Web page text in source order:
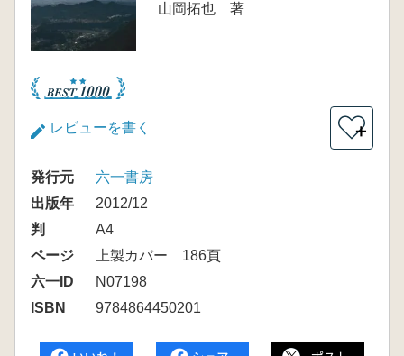
山岡拓也 著
レビューを書く ＋
発行元
六一書房
出版年
2012/12
判
A4
ページ
上製カバー 186頁
六一ID
N07198
ISBN
9784864450201